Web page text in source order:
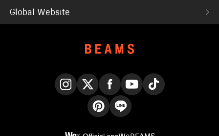
Global Website